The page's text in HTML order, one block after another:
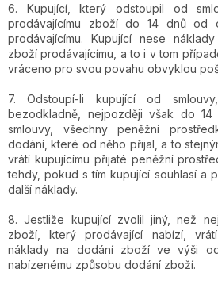
6. Kupující, který odstoupil od
prodávajícímu zboží do 14 dnů od
prodávajícímu. Kupující nese
zboží prodávajícímu, a to i v tom
vráceno pro svou povahu obvyklou
7. Odstoupí-li kupující od
bezodkladně, nejpozději však do
smlouvy, všechny peněžní
dodání, které od něho přijal, a to
vrátí kupujícímu přijaté peněžní
tehdy, pokud s tím kupující souhlasí a
další náklady.
8. Jestliže kupující zvolil jiný, než
zboží, který prodávající nabízí,
náklady na dodání zboží ve výši
nabízenému způsobu dodání zboží.